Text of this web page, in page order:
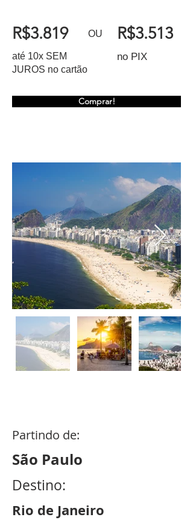
R$3.819 OU
Comprar!
R$3.513
até 10x SEM
JUROS no cartão
no PIX
Partindo de:
São Paulo
Destino:
Rio de Janeiro